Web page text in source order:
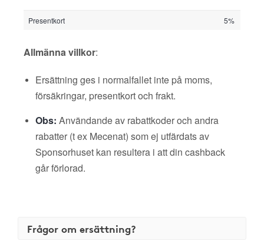
Presentkort 5%
Allmänna villkor:
Ersättning ges i normalfallet inte på moms,
försäkringar, presentkort och frakt.
Obs: Användande av rabattkoder och andra
rabatter (t ex Mecenat) som ej utfärdats av
Sponsorhuset kan resultera i att din cashback
går förlorad.
Frågor om ersättning?